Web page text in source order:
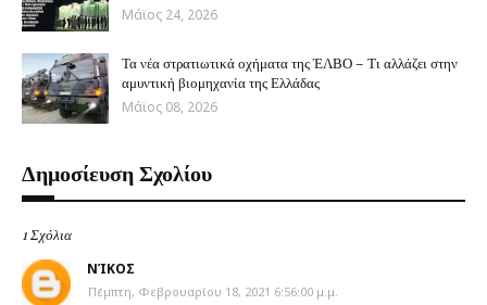
Μάϊος 24, 2026
Τα νέα στρατιωτικά οχήματα της ΈΛΒΟ – Τι αλλάζει στην
αμυντική βιομηχανία της Ελλάδας
Μάϊος 08, 2026
Δημοσίευση Σχολίου
1 Σχόλια
ΝΊΚΟΣ
Πέμπτη, Φεβρουαρίου 18, 2021 6:56:00 μ.μ.